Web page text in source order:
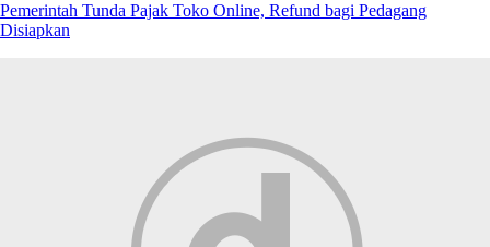
Pemerintah Tunda Pajak Toko Online, Refund bagi Pedagang
Disiapkan